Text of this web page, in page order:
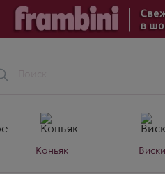
Коньяк Виски